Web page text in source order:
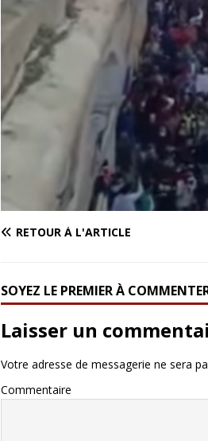
RETOUR À L'ARTICLE
SOYEZ LE PREMIER À
Laisser un
Votre adresse de messagerie ne sera
Commentaire